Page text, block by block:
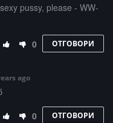
­­­p­u­­­s­­­s­­y­­­,­­­ ­p­l­­e­a­­s­­­e­­ ­­-­­­ ­­W­­­W­­
0 ОТГОВОРИ
ago
0 ОТГОВОРИ